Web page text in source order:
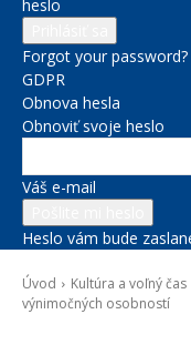
heslo
Forgot your password?
GDPR
Obnova hesla
Obnoviť svoje heslo
Váš e-mail
Heslo vám bude
Úvod Kultúra a voľný čas
výnimočných osobností